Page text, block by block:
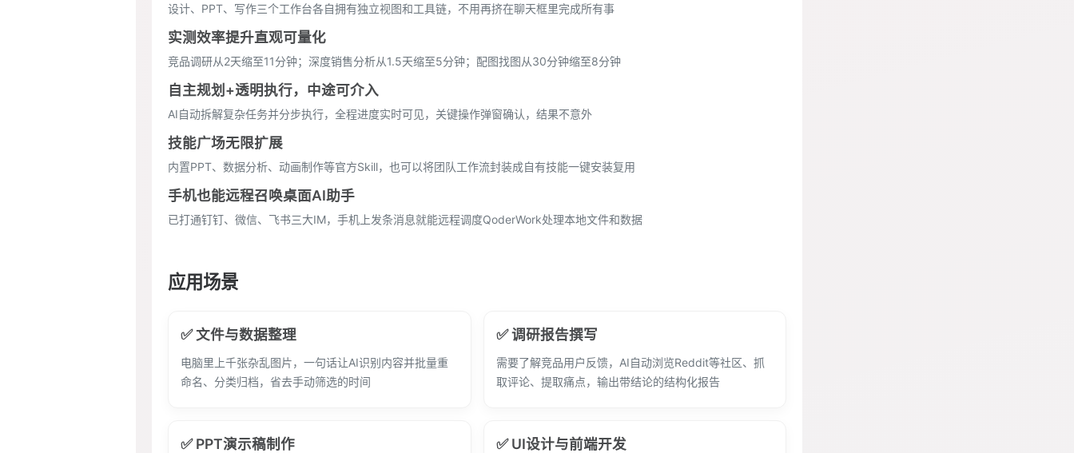
设计、PPT、写作三个工作台各自拥有独立视图和工具链，不用再挤在聊天框里完成所有事
实测效率提升直观可量化
竞品调研从2天缩至11分钟；深度销售分析从1.5天缩至5分钟；配图找图从30分钟缩至8分钟
自主规划+透明执行，中途可介入
AI自动拆解复杂任务并分步执行，全程进度实时可见，关键操作弹窗确认，结果不意外
技能广场无限扩展
内置PPT、数据分析、动画制作等官方Skill，也可以将团队工作流封装成自有技能一键安装复用
手机也能远程召唤桌面AI助手
已打通钉钉、微信、飞书三大IM，手机上发条消息就能远程调度QoderWork处理本地文件和数据
应用场景
✅ 文件与数据整理
电脑里上千张杂乱图片，一句话让AI识别内容并批量重
命名、分类归档，省去手动筛选的时间
✅ 调研报告撰写
需要了解竞品用户反馈，AI自动浏览Reddit等社区、抓
取评论、提取痛点，输出带结论的结构化报告
✅ PPT演示稿制作 ✅ UI设计与前端开发